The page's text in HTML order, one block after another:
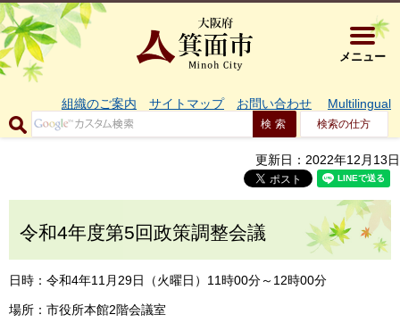
大阪府箕
メニュー
組織のご案内 サイトマップ お問い合わせ Multilingual
検索の仕方
更新日：2022年12月13日
令和4年度第5回政策調整会議
日時：令和4年11月29日（火曜日）11時00分～12時00分
場所：市役所本館2階会議室